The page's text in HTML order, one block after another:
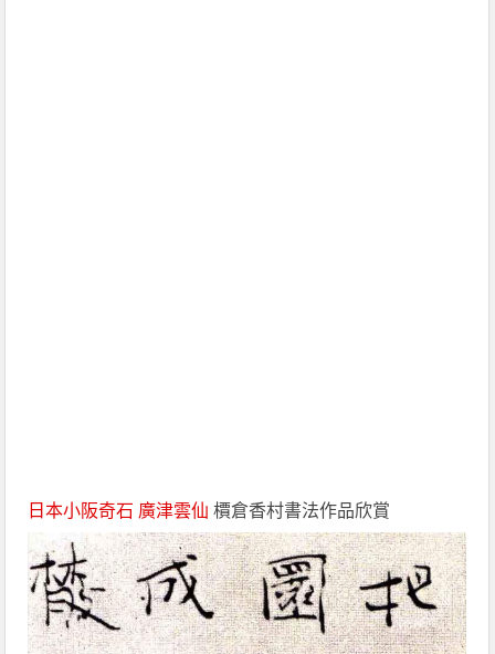
日本小阪奇石 廣津雲仙 檟倉香村書法作品欣賞